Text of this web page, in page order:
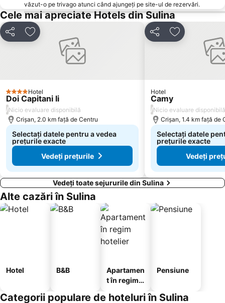
văzut-o pe trivago atunci când ajungeți pe site-ul de rezervări.
Cele mai apreciate Hotels din Sulina
DistribuițiAdăugaţi la favorite
4 SteleHotel
Doi Capitani Ii
/Nicio evaluare disponibilă
Crişan, 2.0 km faţă de Centru
Selectați datele pentru a vedea
prețurile exacte
Vedeți prețurile
DistribuițiAdăugaţi la
Hotel
Camy
/Nicio evaluare disponibilă
Crişan, 1.4 km faţă de
Selectați datele
prețurile exacte
Vedeți
Vedeți toate sejururile din Sulina
Alte cazări în Sulina
Hotel B&B
Apartamen
t în regim
Pensiune
Categorii populare de hoteluri în Sulina